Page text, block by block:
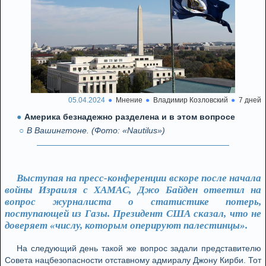
05.04.2024 Мнение Владимир Козловский 7 дней
Америка безнадежно разделена и в этом вопросе
В Вашингтоне. (Фото: «Nautilus»)
Выступая на пресс-конференции вскоре после начала
войны Израиля с ХАМАС, Джо Байден ответил на
вопрос журналиста о статистике потерь,
поступающей из Газы. Президент США сказал, что не
доверяет «числу, которым оперируют палестинцы».
На следующий день такой же вопрос задали представителю
Совета нацбезопасности отставному адмиралу Джону Кирби. Тот